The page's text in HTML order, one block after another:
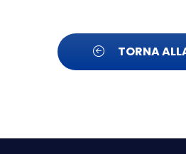
TORNA